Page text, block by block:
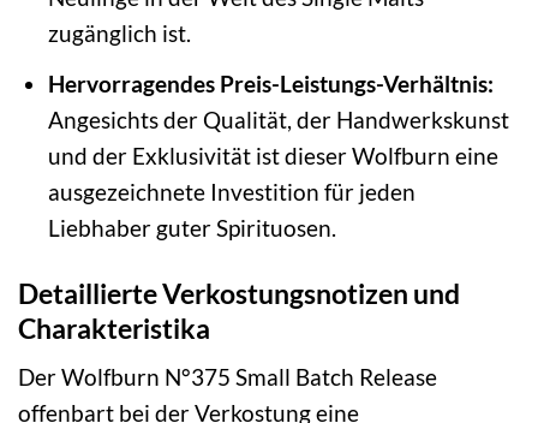
zugänglich ist.
Hervorragendes Preis-Leistungs-Verhältnis:
Angesichts der Qualität, der Handwerkskunst
und der Exklusivität ist dieser Wolfburn eine
ausgezeichnete Investition für jeden
Liebhaber guter Spirituosen.
Detaillierte Verkostungsnotizen und
Charakteristika
Der Wolfburn N°375 Small Batch Release
offenbart bei der Verkostung eine